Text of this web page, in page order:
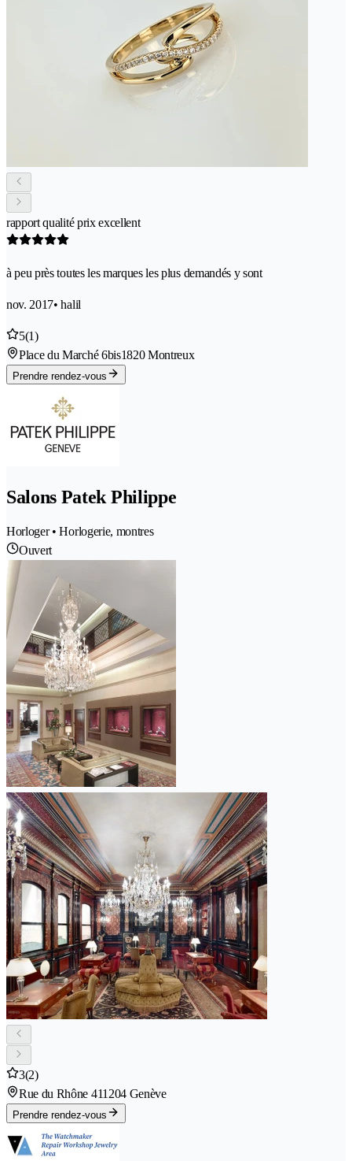
rapport qualité prix excellent
à peu près toutes les marques les plus demandés y sont
nov. 2017• halil
5(1)
Place du Marché 6bis1820 Montreux
Prendre rendez-vous
Salons Patek Philippe
Horloger • Horlogerie, montres
Ouvert
3(2)
Rue du Rhône 411204 Genève
Prendre rendez-vous